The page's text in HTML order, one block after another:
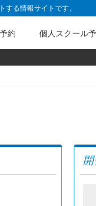
る情報サイトです。
約 個人スクール